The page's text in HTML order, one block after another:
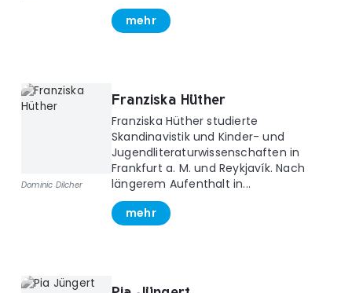
mehr
Dominic Dilcher
Franziska Hüther
Franziska Hüther studierte
Skandinavistik und Kinder- und
Jugendliteraturwissenschaften in
Frankfurt a. M. und Reykjavík. Nach
längerem Aufenthalt in...
mehr